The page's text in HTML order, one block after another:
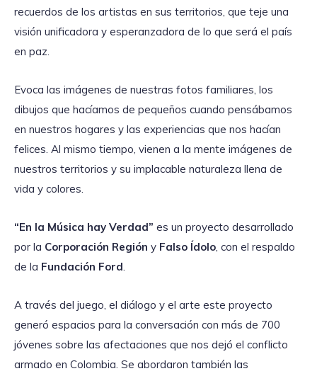
recuerdos de los artistas en sus territorios, que teje una
visión unificadora y esperanzadora de lo que será el país
en paz.
Evoca las imágenes de nuestras fotos familiares, los
dibujos que hacíamos de pequeños cuando pensábamos
en nuestros hogares y las experiencias que nos hacían
felices. Al mismo tiempo, vienen a la mente imágenes de
nuestros territorios y su implacable naturaleza llena de
vida y colores.
“En la Música hay Verdad” es un proyecto desarrollado
por la Corporación Región y Falso Ídolo, con el respaldo
de la Fundación Ford.
A través del juego, el diálogo y el arte este proyecto
generó espacios para la conversación con más de 700
jóvenes sobre las afectaciones que nos dejó el conflicto
armado en Colombia. Se abordaron también las